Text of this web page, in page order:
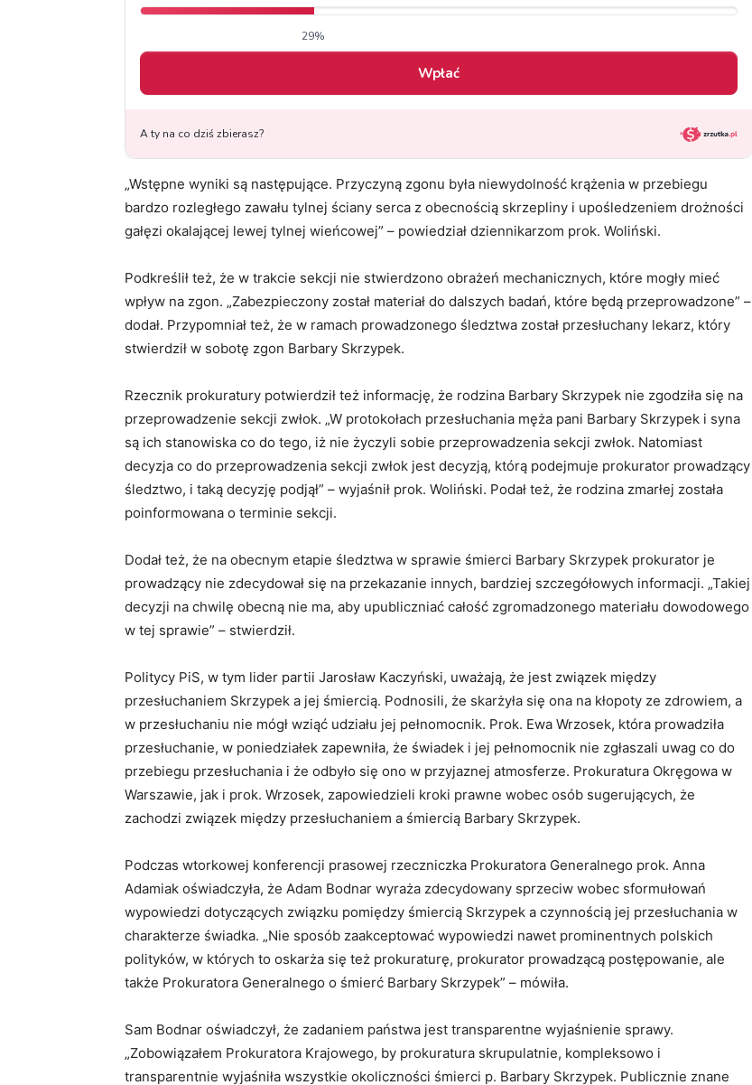
„Wstępne wyniki są następujące. Przyczyną zgonu była niewydolność krążenia w przebiegu
bardzo rozległego zawału tylnej ściany serca z obecnością skrzepliny i upośledzeniem drożności
gałęzi okalającej lewej tylnej wieńcowej” – powiedział dziennikarzom prok. Woliński.
Podkreślił też, że w trakcie sekcji nie stwierdzono obrażeń mechanicznych, które mogły mieć
wpływ na zgon. „Zabezpieczony został materiał do dalszych badań, które będą przeprowadzone” –
dodał. Przypomniał też, że w ramach prowadzonego śledztwa został przesłuchany lekarz, który
stwierdził w sobotę zgon Barbary Skrzypek.
Rzecznik prokuratury potwierdził też informację, że rodzina Barbary Skrzypek nie zgodziła się na
przeprowadzenie sekcji zwłok. „W protokołach przesłuchania męża pani Barbary Skrzypek i syna
są ich stanowiska co do tego, iż nie życzyli sobie przeprowadzenia sekcji zwłok. Natomiast
decyzja co do przeprowadzenia sekcji zwłok jest decyzją, którą podejmuje prokurator prowadzący
śledztwo, i taką decyzję podjął” – wyjaśnił prok. Woliński. Podał też, że rodzina zmarłej została
poinformowana o terminie sekcji.
Dodał też, że na obecnym etapie śledztwa w sprawie śmierci Barbary Skrzypek prokurator je
prowadzący nie zdecydował się na przekazanie innych, bardziej szczegółowych informacji. „Takiej
decyzji na chwilę obecną nie ma, aby upubliczniać całość zgromadzonego materiału dowodowego
w tej sprawie” – stwierdził.
Politycy PiS, w tym lider partii Jarosław Kaczyński, uważają, że jest związek między
przesłuchaniem Skrzypek a jej śmiercią. Podnosili, że skarżyła się ona na kłopoty ze zdrowiem, a
w przesłuchaniu nie mógł wziąć udziału jej pełnomocnik. Prok. Ewa Wrzosek, która prowadziła
przesłuchanie, w poniedziałek zapewniła, że świadek i jej pełnomocnik nie zgłaszali uwag co do
przebiegu przesłuchania i że odbyło się ono w przyjaznej atmosferze. Prokuratura Okręgowa w
Warszawie, jak i prok. Wrzosek, zapowiedzieli kroki prawne wobec osób sugerujących, że
zachodzi związek między przesłuchaniem a śmiercią Barbary Skrzypek.
Podczas wtorkowej konferencji prasowej rzeczniczka Prokuratora Generalnego prok. Anna
Adamiak oświadczyła, że Adam Bodnar wyraża zdecydowany sprzeciw wobec sformułowań
wypowiedzi dotyczących związku pomiędzy śmiercią Skrzypek a czynnością jej przesłuchania w
charakterze świadka. „Nie sposób zaakceptować wypowiedzi nawet prominentnych polskich
polityków, w których to oskarża się też prokuraturę, prokurator prowadzącą postępowanie, ale
także Prokuratora Generalnego o śmierć Barbary Skrzypek” – mówiła.
Sam Bodnar oświadczył, że zadaniem państwa jest transparentne wyjaśnienie sprawy.
„Zobowiązałem Prokuratora Krajowego, by prokuratura skrupulatnie, kompleksowo i
transparentnie wyjaśniła wszystkie okoliczności śmierci p. Barbary Skrzypek. Publicznie znane